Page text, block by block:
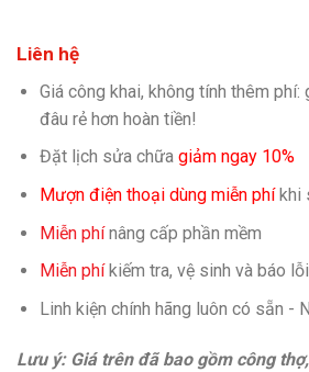
Liên hệ
Giá công khai, không tính thêm phí:
đâu rẻ hơn hoàn tiền!
Đặt lịch sửa chữa giảm ngay 10%
Mượn điện thoại dùng miễn phíkhi
Miễn phínâng cấp phần mềm
Miễn phíkiếm tra, vệ sinh và báo
Linh kiện chính hãng luôn có sẵn -
Lưu ý: Giá trên đã bao gồm công